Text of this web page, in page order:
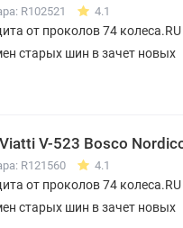
R102521 4.1
от проколов 74 колеса.RU
старых шин в зачет новых
V-523 Bosco
R121560 4.1
от проколов 74 колеса.RU
старых шин в зачет новых